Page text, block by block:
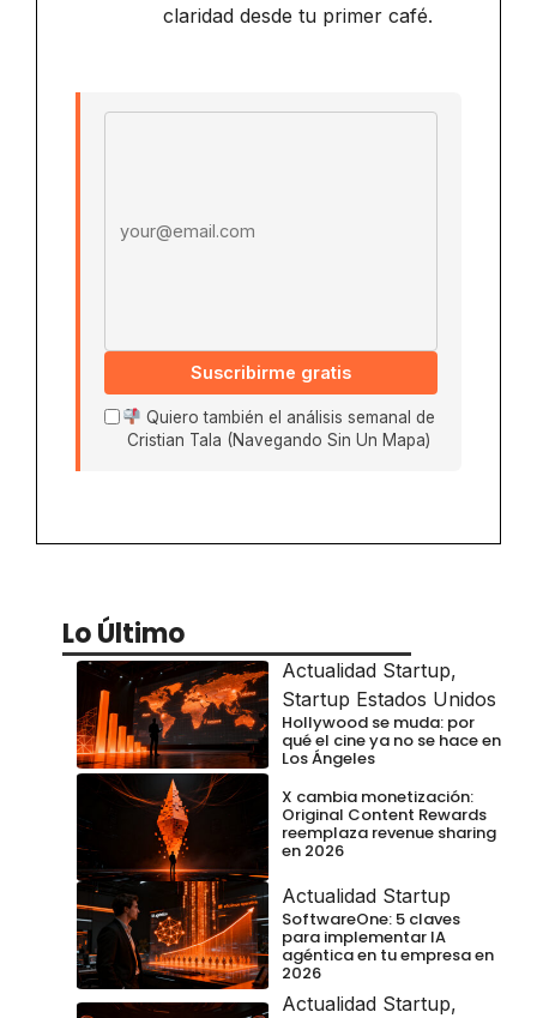
claridad desde tu primer café.
Suscribirme gratis
Quiero también el análisis semanal de
Cristian Tala (Navegando Sin Un Mapa)
Lo Último
Actualidad Startup,
Startup Estados Unidos
Hollywood se muda: por
qué el cine ya no se hace en
Los Ángeles
X cambia monetización:
Original Content Rewards
reemplaza revenue sharing
en 2026
Actualidad Startup
SoftwareOne: 5 claves
para implementar IA
agéntica en tu empresa en
2026
Actualidad Startup,